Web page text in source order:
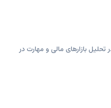
بازارهای مالی و مهارت در